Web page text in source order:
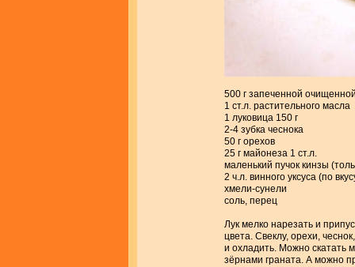
500 г запеченной
1 ст.л. растительного масла
1 луковица 150 г
2-4 зубка чеснока
50 г орехов
25 г майонеза 1 ст.л.
маленький пучок кинзы
2 ч.л. винного уксуса (по
хмели-сунели
соль, перец
Лук мелко нарезать и
цвета. Свеклу, орехи,
и охладить. Можно скатать
зёрнами граната. А можно